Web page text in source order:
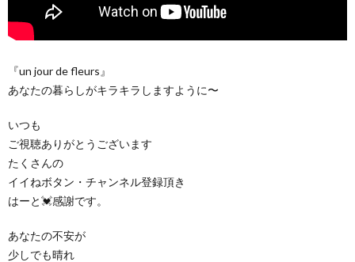
『un jour de fleurs』
あなたの暮らしがキラキラしますように〜
いつも
ご視聴ありがとうございます
たくさんの
イイねボタン・チャンネル登録頂き
はーと💓感謝です。
あなたの不安が
少しでも晴れ